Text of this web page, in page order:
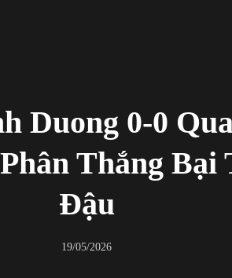
Duong 0-0
Thắng Bại
Đậu
19/05/2026